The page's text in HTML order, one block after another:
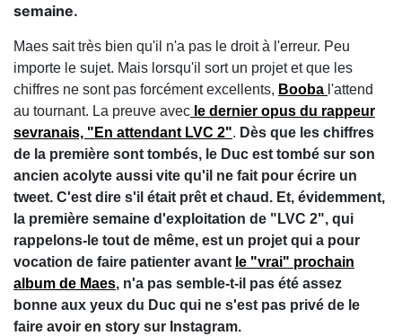
semaine.
Maes sait très bien qu'il n'a pas le droit à l'erreur. Peu
importe le sujet. Mais lorsqu'il sort un projet et que les
chiffres ne sont pas forcément excellents, Booba l'attend
au tournant. La preuve avec le dernier opus du rappeur
sevranais, "En attendant LVC 2". Dès que les chiffres
de la première sont tombés, le Duc est tombé sur son
ancien acolyte aussi vite qu'il ne fait pour écrire un
tweet. C'est dire s'il était prêt et chaud. Et, évidemment,
la première semaine d'exploitation de "LVC 2", qui
rappelons-le tout de même, est un projet qui a pour
vocation de faire patienter avant le "vrai" prochain
album de Maes, n'a pas semble-t-il pas été assez
bonne aux yeux du Duc qui ne s'est pas privé de le
faire avoir en story sur Instagram.